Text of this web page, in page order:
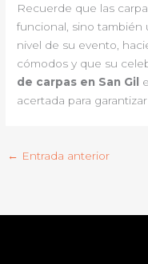
Recuerde que las
funcional, sino
nivel de su evento,
cómodos y que su
de carpas en San Gil
acertada para
← Entrada anterior